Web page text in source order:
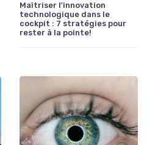
Maîtriser l'innovation
technologique dans le
cockpit : 7 stratégies pour
rester à la pointe!